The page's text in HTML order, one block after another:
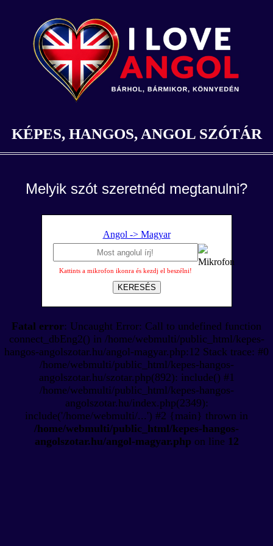
KÉPES, HANGOS, ANGOL SZÓTÁR
Melyik szót szeretnéd megtanulni?
Angol -> Magyar
Kattints a mikrofon ikonra és kezdj el beszélni!
KERESÉS
Fatal error: Uncaught Error: Call to undefined function
connect_dbEng2() in /home/webmulti/public_html/kepes-
hangos-angolszotar.hu/angol-magyar.php:12 Stack trace: #0
/home/webmulti/public_html/kepes-hangos-
angolszotar.hu/szotar.php(892): include() #1
/home/webmulti/public_html/kepes-hangos-
angolszotar.hu/index.php(2349):
include('/home/webmulti/...') #2 {main} thrown in
/home/webmulti/public_html/kepes-hangos-
angolszotar.hu/angol-magyar.php on line 12